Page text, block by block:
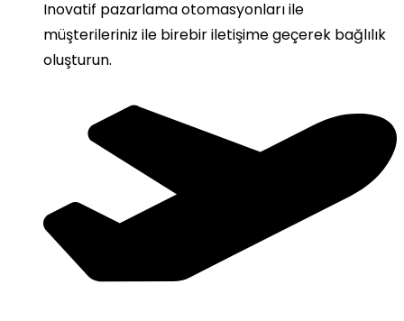
Inovatif pazarlama otomasyonları ile
müşterileriniz ile birebir iletişime geçerek bağlılık
oluşturun.